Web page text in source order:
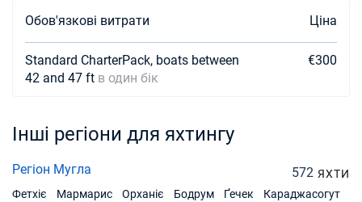
Обов'язкові витрати Ціна
Standard CharterPack, boats between
42 and 47 ft в один бік
€300
Інші регіони для яхтингу
Регіон Мугла 572 ЯХТИ
Фетхіє
Мармарис Орханіє Бодрум Ґечек Караджасогут